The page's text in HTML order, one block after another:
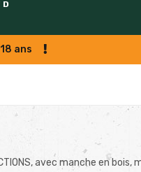
D
ans
avec manche en